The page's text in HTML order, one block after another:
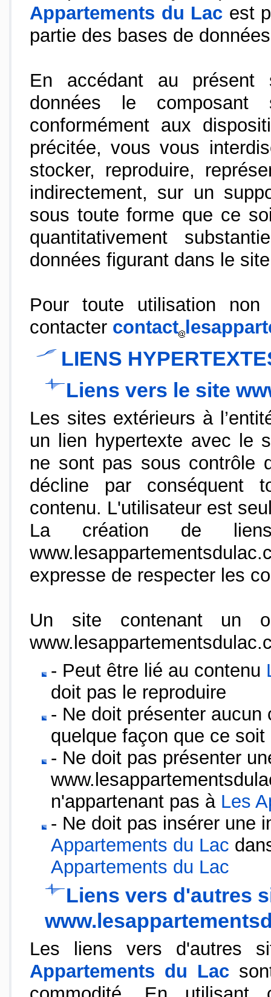
Appartements du Lac est
partie des bases de
En accédant au présent
données le composant
conformément aux
précitée, vous vous
stocker, reproduire,
indirectement, sur un
sous toute forme que ce
quantitativement
données figurant dans le
Pour toute utilisation
contacter contact
LIENS
Liens vers le site
Les sites extérieurs à
un lien hypertexte avec le
ne sont pas sous contrôle
décline par conséquent
contenu. L'utilisateur est
La création de
expresse de respecter les
Un site contenant un
- Peut être lié au contenu
doit pas le reproduire
- Ne doit présenter
quelque façon que ce
- Ne doit pas présenter
n'appartenant pas à Les
- Ne doit pas insérer une
Appartements du Lac
Appartements du Lac
Liens vers d'autres
Les liens vers d'autres
Appartements du Lac